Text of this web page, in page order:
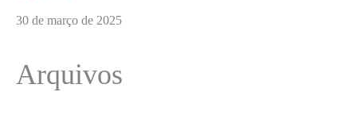
30 de março de 2025
Arquivos